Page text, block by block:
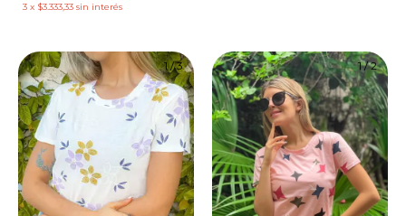
3 x $3.333,33 sin interés
1/3 1/2